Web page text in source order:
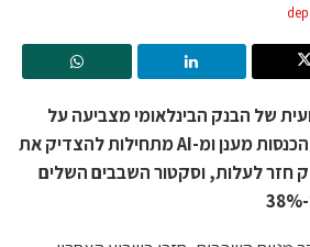
של הבנק הבינלאומי מצביעה על
שינוי בטון המשקיעים: ההכנסות מענן ומ-AI מתחילות להצדיק את
לעלות, וסקטור השבבים השלים